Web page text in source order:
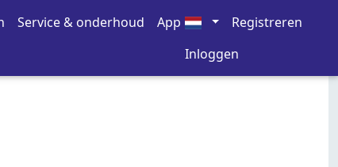
Service & onderhoud
App
Registreren
Inloggen